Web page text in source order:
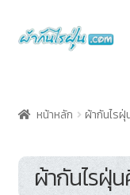
Skip
to
Skip
to
Checkout
หน้าหลัก ผ้ากันไรฝุ่
ผ้ากันไรฝุ่น